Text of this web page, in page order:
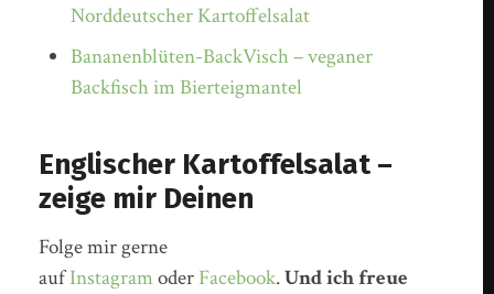
Norddeutscher Kartoffelsalat
Bananenblüten-BackVisch – veganer
Backfisch im Bierteigmantel
Englischer Kartoffelsalat –
zeige mir Deinen
Folge mir gerne
aufInstagramoder Facebook.Und ich freue